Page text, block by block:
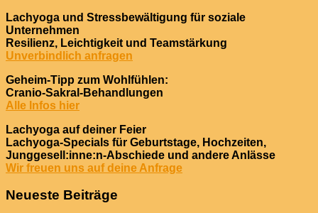
Lachyoga und Stressbewältigung für soziale
Unternehmen
Resilienz, Leichtigkeit und Teamstärkung
Unverbindlich anfragen
Geheim-Tipp zum Wohlfühlen:
Cranio-Sakral-Behandlungen
Alle Infos hier
Lachyoga auf deiner Feier
Lachyoga-Specials für Geburtstage, Hochzeiten,
Junggesell:inne:n-Abschiede und andere Anlässe
Wir freuen uns auf deine Anfrage
Neueste Beiträge